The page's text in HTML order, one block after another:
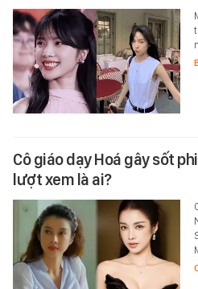
Cô giáo dạy Hoá gây sốt
lượt xem là ai?